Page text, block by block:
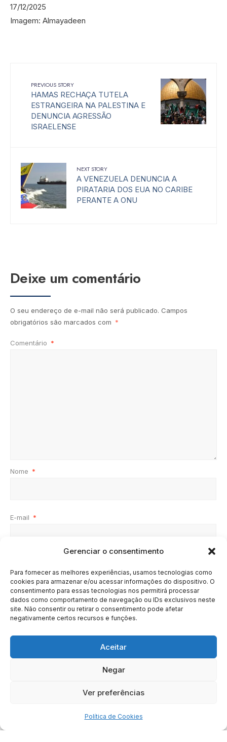
Gerenciar o consentimento
Para fornecer as melhores experiências, usamos tecnologias como
cookies para armazenar e/ou acessar informações do dispositivo. O
consentimento para essas tecnologias nos permitirá processar
dados como comportamento de navegação ou IDs exclusivos neste
site. Não consentir ou retirar o consentimento pode afetar
negativamente certos recursos e funções.
Aceitar
Negar
Ver preferências
Política de Cookies
17/12/2025
Imagem: Almayadeen
PREVIOUS STORY
HAMAS RECHAÇA TUTELA
ESTRANGEIRA NA PALESTINA E
DENUNCIA AGRESSÃO
ISRAELENSE
NEXT STORY
A VENEZUELA DENUNCIA A
PIRATARIA DOS EUA NO CARIBE
PERANTE A ONU
Deixe um comentário
O seu endereço de e-mail não será publicado. Campos
obrigatórios são marcados com *
Comentário *
Nome *
E-mail *
SOBRE BRASIL
Copyright © 2020 - 2023 | Arresala Noticias™